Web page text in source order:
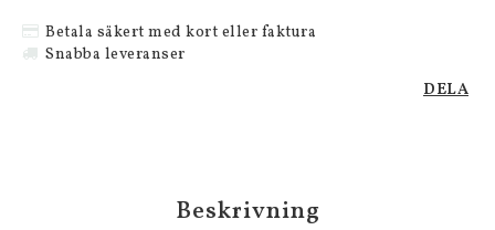
Betala säkert med kort eller faktura
Snabba leveranser
DELA
Beskrivning